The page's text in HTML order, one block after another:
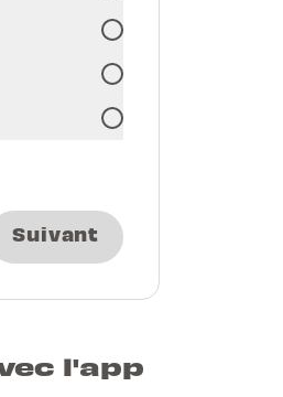
Suivant
l'app